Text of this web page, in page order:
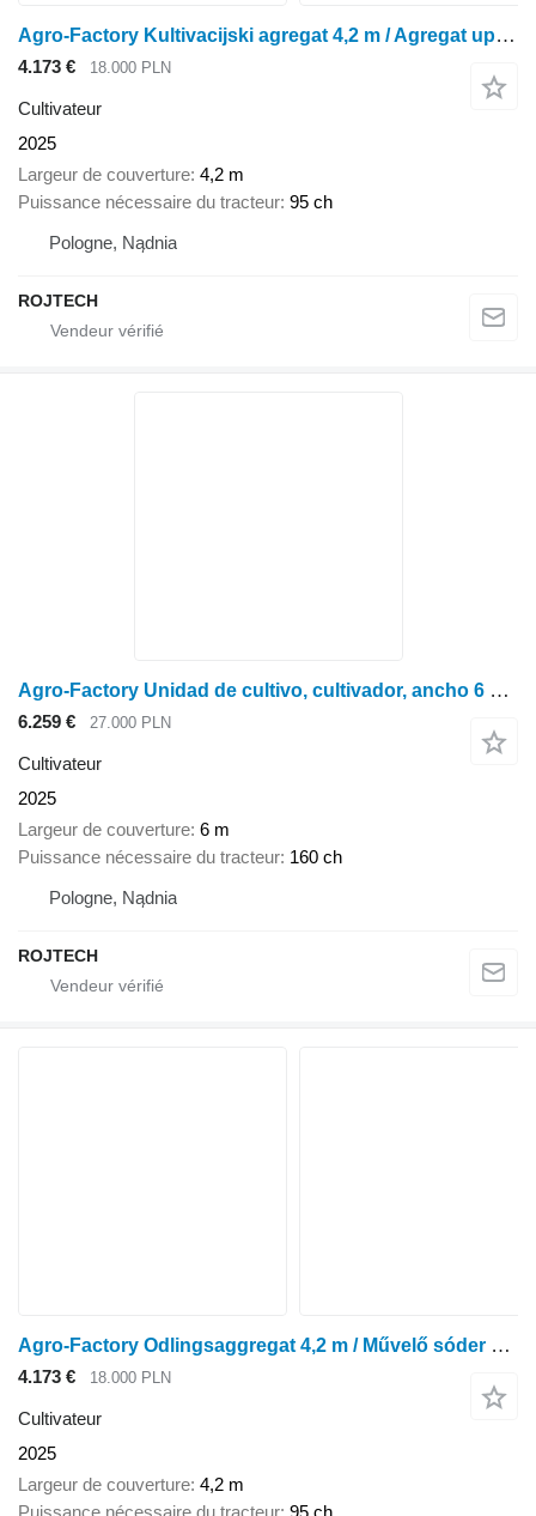
Agro-Factory Kultivacijski agregat 4,2 m / Agregat uprawowy
4.173 € 18.000 PLN
Cultivateur
2025
Largeur de couverture 4,2 m
Puissance nécessaire du tracteur 95 ch
Pologne, Nądnia
ROJTECH
Agro-Factory Unidad de cultivo, cultivador, ancho 6 m / Kultywator
6.259 € 27.000 PLN
Cultivateur
2025
Largeur de couverture 6 m
Puissance nécessaire du tracteur 160 ch
Pologne, Nądnia
ROJTECH
Agro-Factory Odlingsaggregat 4,2 m / Művelő sóder 4.2 m
4.173 € 18.000 PLN
Cultivateur
2025
Largeur de couverture 4,2 m